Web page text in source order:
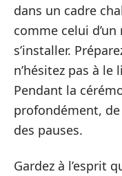
dans un cadre
comme celui
s’installer.
n’hésitez pas à
Pendant la
profondément,
des pauses.
Gardez à l’esprit